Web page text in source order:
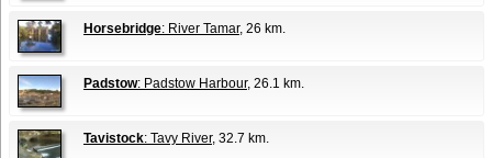
Horsebridge: River Tamar, 26 km.
Padstow: Padstow Harbour, 26.1 km.
Tavistock: Tavy River, 32.7 km.